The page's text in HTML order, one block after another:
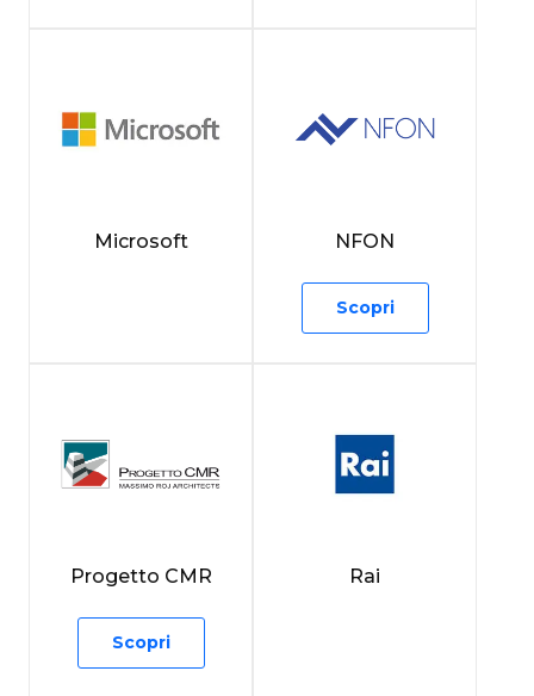
Microsoft NFON
Scopri
Progetto CMR
Scopri
Rai